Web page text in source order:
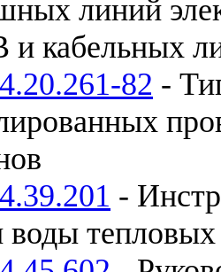
линий
и кабельных
82 -
-
воды